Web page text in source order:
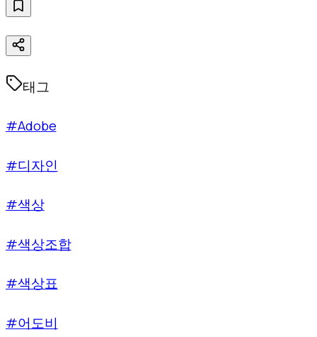
태그
#Adobe
#디자인
#색상
#색상조합
#색상표
#어도비